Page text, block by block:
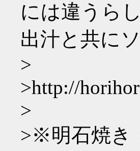
には違うら
出汁と共に
>
>http://
>
>※明石焼き